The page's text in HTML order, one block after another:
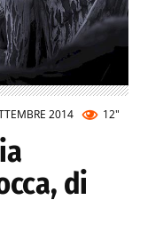
2014 12"
di